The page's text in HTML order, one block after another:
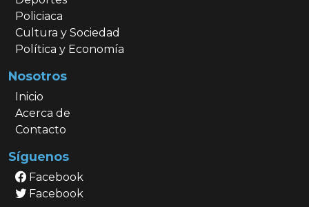
Policiaca
Cultura y Sociedad
Política y Economía
Nosotros
Inicio
Acerca de
Contacto
Síguenos
Facebook
Facebook